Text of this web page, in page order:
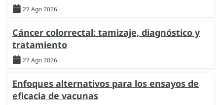
27 Ago 2026
Cáncer colorrectal: tamizaje, diagnóstico y
tratamiento
27 Ago 2026
Enfoques alternativos para los ensayos de
eficacia de vacunas